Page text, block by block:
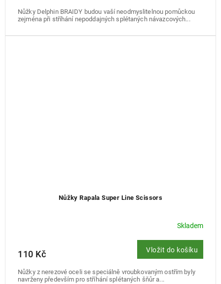
Nůžky Delphin BRAIDY budou vaší neodmyslitelnou pomůckou
zejména při stříhání nepoddajných splétaných návazcových...
Nůžky Rapala Super Line Scissors
Skladem
110 Kč Vložit do košíku
Nůžky z nerezové oceli se speciálně vroubkovaným ostřím byly
navrženy především pro stříhání splétaných šňůr a...